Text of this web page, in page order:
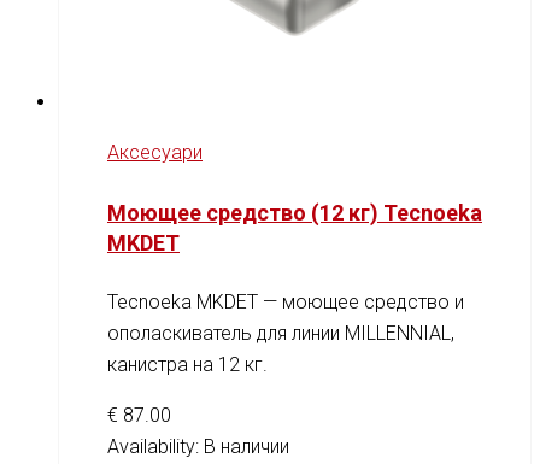
Аксесуари
Моющее средство (12 кг) Tecnoeka
MKDET
Tecnoeka MKDET — моющее средство и
ополаскиватель для линии MILLENNIAL,
канистра на 12 кг.
€ 87.00
Availability: В наличии